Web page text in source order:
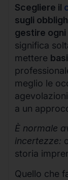
Scegliere il
sugli
gestire
significa
mettere
meglio le
a un
È normale
incertezze:
storia
Quello che